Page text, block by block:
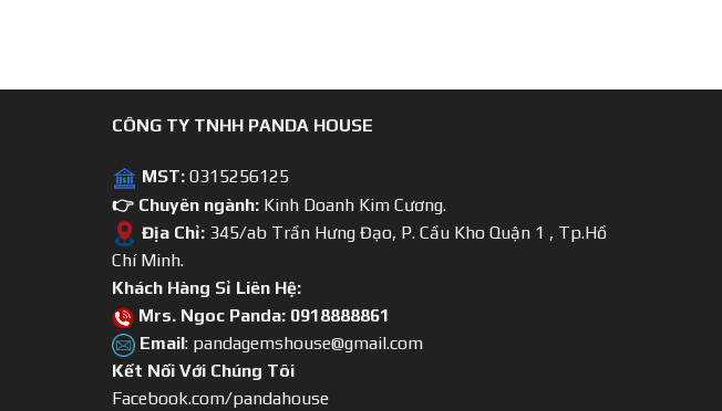
CÔNG TY TNHH PANDA HOUSE
MST: 0315256125
👉 Chuyên ngành: Kinh Doanh Kim Cương.
Địa Chỉ:345/ab Trần Hưng Đạo, P. Cầu Kho Quận 1 , Tp.Hồ
Chí Minh.
Khách Hàng Sỉ Liên Hệ:
Mrs. Ngoc Panda: 0918888861
Email: pandagemshouse@gmail.com
Kết Nối Với Chúng Tôi
Facebook.com/pandahouse